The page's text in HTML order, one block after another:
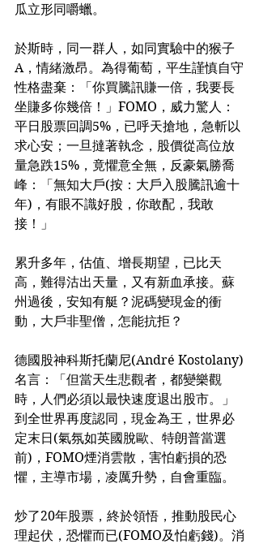
瓜立形同嚼蠟。
於斯時，同一群人，如同實驗中的猴子
A，情緒激昂。為得葡萄，平生謹慎自守
性格盡棄：「你買騰訊賺一倍，我要長
坐賺多你幾倍！」FOMO，威力驚人：
平日股票回調5%，已呼天搶地，急斬以
求心安；一旦撻著執念，股價從高位放
量急跌15%，竟懼意全無，反豪氣勝喬
峰：「無知大戶(按：大戶入股騰訊逾十
年)，有眼不識好股，你敢配，我敢
接！」
累升多年，估值、增長期望，已比天
高，難得沽出天量，又有新血承接。蘇
州過後，安知有艇？泥碼變現金的衝
動，大戶非聖僧，怎能抗拒？
德國股神科斯托蘭尼(André Kostolany)
名言：「但當天生悲觀者，都變樂觀
時，人們必須以最快速度退出股市。」
到全世界再度認同，現金為王，世界必
定末日(氣氛如英國脫歐、特朗普當選
前)，FOMO煙消雲散，害怕虧損的恐
懼，主導市場，凌厲升勢，自會重臨。
炒了20年股票，終於領悟，推動股民心
理起伏，恐懼而已(FOMO及怕虧錢)。消